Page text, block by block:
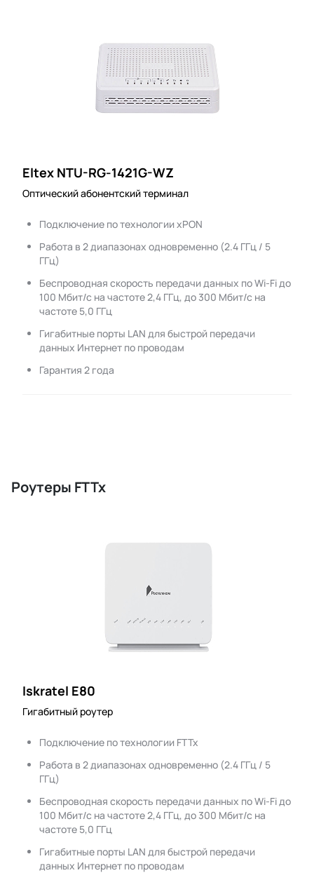
Eltex NTU-RG-1421G-WZ
Оптический абонентский терминал
Подключение по технологии xPON
Работа в 2 диапазонах одновременно (2.4 ГГц / 5
ГГц)
Беспроводная скорость передачи данных по Wi-Fi до
100 Мбит/с на частоте 2,4 ГГц, до 300 Мбит/с на
частоте 5,0 ГГц
Гигабитные порты LAN для быстрой передачи
данных Интернет по проводам
Гарантия 2 года
Роутеры FTTx
Iskratel E80
Гигабитный роутер
Подключение по технологии FTTx
Работа в 2 диапазонах одновременно (2.4 ГГц / 5
ГГц)
Беспроводная скорость передачи данных по Wi-Fi до
100 Мбит/с на частоте 2,4 ГГц, до 300 Мбит/с на
частоте 5,0 ГГц
Гигабитные порты LAN для быстрой передачи
данных Интернет по проводам